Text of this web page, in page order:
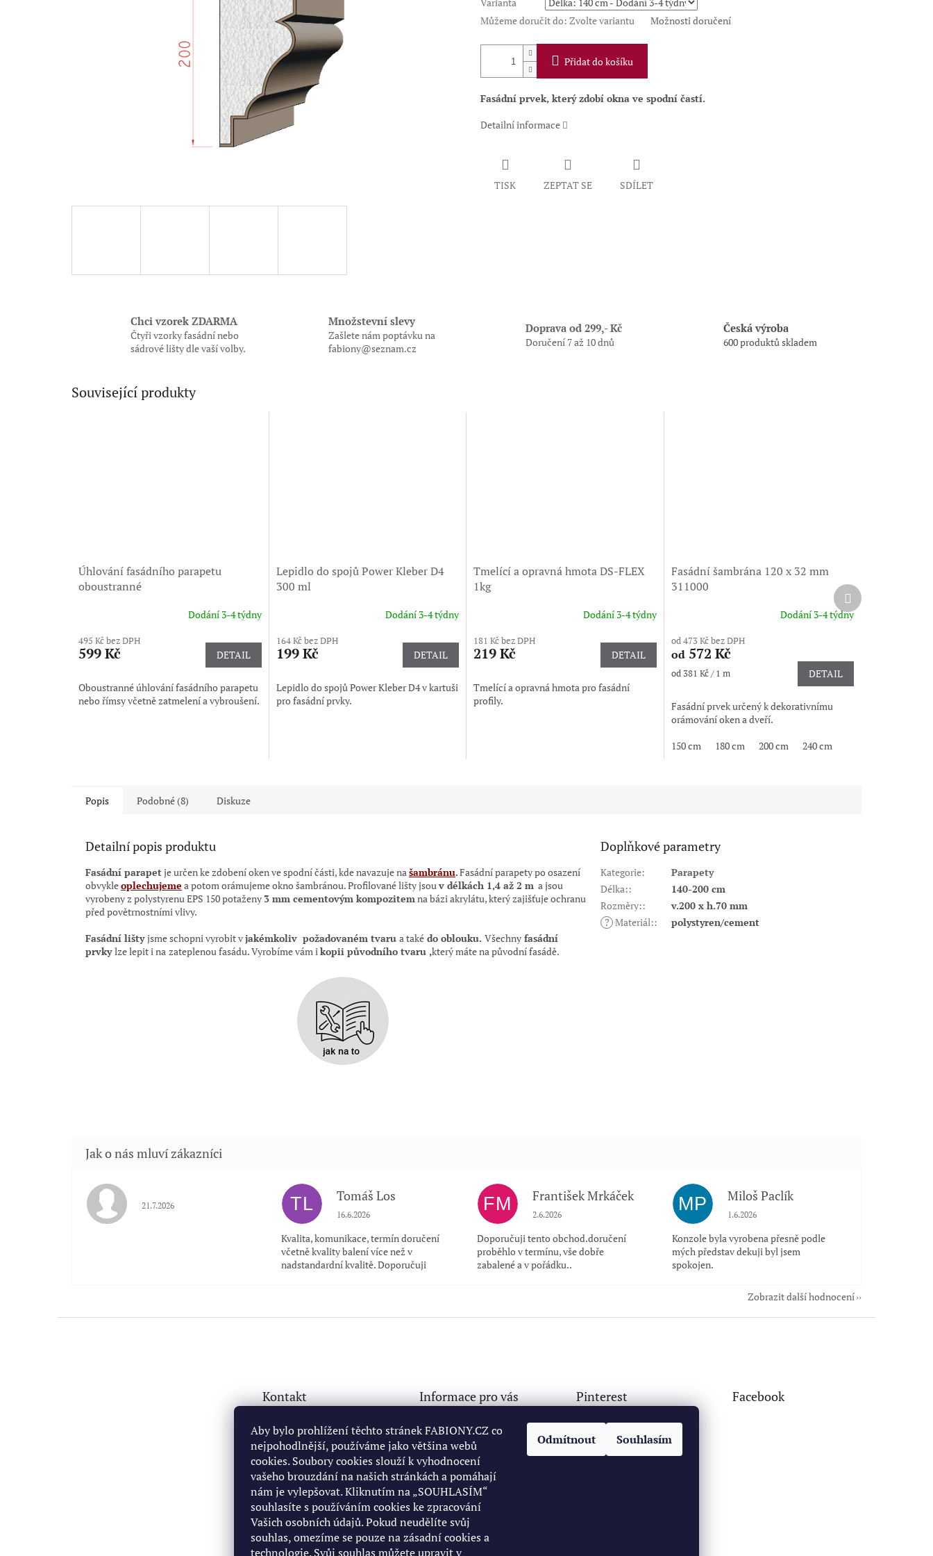
Aby bylo prohlížení těchto stránek FABIONY.CZ co
nejpohodlnější, používáme jako většina webů
cookies. Soubory cookies slouží k vyhodnocení
vašeho brouzdání na našich stránkách a pomáhají
nám je vylepšovat. Kliknutím na „SOUHLASÍM“
souhlasíte s používáním cookies ke zpracování
Vašich osobních údajů. Pokud neudělíte svůj
souhlas, omezíme se pouze na zásadní cookies a
technologie. Svůj souhlas můžete upravit v
Odmítnout Souhlasím
Varianta
Můžeme doručit do: Zvolte variantu Možnosti doručení
Přidat do košíku
Fasádní prvek, který zdobí okna ve spodní častí.
Detailní informace
TISK ZEPTAT SE SDÍLET
Chci vzorek ZDARMA
Čtyři vzorky fasádní nebo
sádrové lišty dle vaší volby.
Množstevní slevy
Zašlete nám poptávku na
fabiony@seznam.cz
Doprava od 299,- Kč
Doručení 7 až 10 dnů
Česká výroba
600 produktů skladem
Související produkty
Úhlování fasádního parapetu
oboustranné
produktu
je
z
5
hvězdiček.
Dodání 3-4 týdny
495 Kč bez DPH
599 Kč DETAIL
Oboustranné úhlování fasádního parapetu
nebo římsy včetně zatmelení a vybroušení.
Lepidlo do spojů Power Kleber D4
300 ml
Dodání 3-4 týdny
164 Kč bez DPH
199 Kč DETAIL
Lepidlo do spojů Power Kleber D4 v kartuši
pro fasádní prvky.
Tmelící a opravná hmota DS-FLEX
1kg
Dodání 3-4 týdny
181 Kč bez DPH
219 Kč DETAIL
Tmelící a opravná hmota pro fasádní
profily.
Fasádní šambrána 120 x 32 mm
311000
Dodání 3-4 týdny
od 473 Kč bez DPH
od572 Kč
Měrná
od 381 Kč / 1 m DETAIL
Fasádní prvek určený k dekorativnímu
orámování oken a dveří.
150 cm
180 cm 200 cm 240 cm
Další
produkt
Popis Podobné (8) Diskuze
Detailní popis produktu
Fasádní parapetjeurčen ke zdobení oken ve spodní části, kde navazuje našambránu.Fasádní parapety po osazení
obvykleoplechujeme a potom orámujeme okno šambránou. Profilované lišty jsouv délkách 1,4 až 2 m a jsou
vyrobeny z polystyrenu EPS 150 potaženy 3 mm cementovým kompozitemna bázi akrylátu, který zajišťuje ochranu
před povětrnostními vlivy.
Fasádní lištyjsme schopni vyrobit vjakémkoliv požadovaném tvaru a také do oblouku. Všechny fasádní
prvky lze lepit i na zateplenou fasádu. Vyrobíme vám ikopii původního tvaru ,který máte na původnífasádě.
Doplňkové parametry
Kategorie:
Parapety
Délka::
140-200 cm
Rozměry::
v.200 x h.70 mm
? Materiál:: polystyren/cement
Hodnocení obchodu je 5 z 5 hvězdiček.
21.7.2026 TL Tomáš Los
Hodnocení obchodu je 5 z 5 hvězdiček.
16.6.2026
Kvalita, komunikace, termín doručení
včetně kvality balení více než v
nadstandardní kvalitě. Doporučuji
FM František Mrkáček
Hodnocení obchodu je 5 z 5 hvězdiček.
2.6.2026
Doporučuji tento obchod.doručení
proběhlo v termínu, vše dobře
zabalené a v pořádku..
MP Miloš Paclík
Hodnocení obchodu je 5 z 5 hvězdiček.
1.6.2026
Konzole byla vyrobena přesně podle
mých představ dekuji byl jsem
spokojen.
Zobrazit další hodnocení
Kontakt
fabiony @seznam.cz
+420732765499
https://www.facebook.c
om/profile.php?id=10006
4221272246
+420732765499
Informace pro vás
Osobní odběr ve Starém
Městě
Obchodní podmínky
Podmínky ochrany osobních
Reklamace
Napište nám
KONTAKT 732765499
Pinterest Facebook